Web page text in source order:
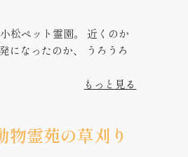
松ペット霊園。 近くのか
になったのか、 うろうろ
もっと見る
物霊苑の草刈り